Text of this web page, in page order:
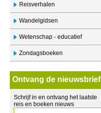
Reisverhalen
Wandelgidsen
Wetenschap - educatief
Zondagsboeken
Ontvang de nieuwsbrief
Schrijf in en ontvang het laatste
reis en boeken nieuws